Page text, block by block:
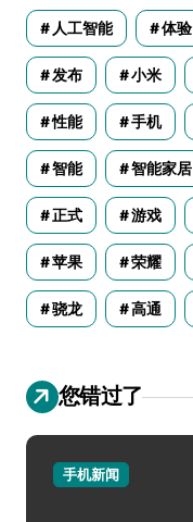
人工智能 体验
发布 小米
性能 手机
智能 智能家居
正式 游戏
苹果 荣耀
骁龙 高通
您错过了
手机新闻